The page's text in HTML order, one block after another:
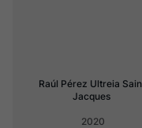
Raúl Pérez Ultreia
Jacques
2020